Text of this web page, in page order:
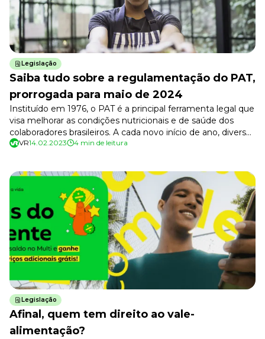
Cursos
Cursos
Todos os Cursos
Explore o nosso acervo
Departamento Pessoal
Para simplificar os processos
Gestão de Empresas e Negócios
Eleve os resultados da organização
Capacitação com especialistas
Recursos Humanos
Fortaleça a cultura organizacional
Treinamento de Produto
Desenvolva a sua equipe
Materiais Gratuitos
Materiais Gratuitos
Todos os Materiais Gratuitos
Confira nossos materiais
Legislação
Saiba tudo sobre a regulamentação do PAT,
prorrogada para maio de 2024
Instituído em 1976, o PAT é a principal ferramenta legal que
visa melhorar as condições nutricionais e de saúde dos
colaboradores brasileiros. A cada novo início de ano, diversas
leis trabalhistas são revisadas. Em 1º de maio de 2023, mais
VR14.02.2023 4 min de leitura
Legislação
Afinal, quem tem direito ao vale-
alimentação?